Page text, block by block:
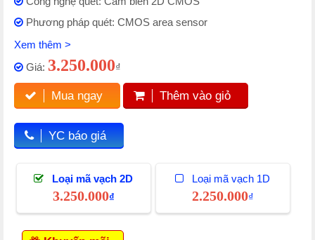
Phương pháp quét: CMOS area sensor
Xem thêm >
Giá: 3.250.000₫
Mua ngay Thêm vào giỏ
YC báo giá
Loại mã vạch 2D
3.250.000₫
Loại mã vạch 1D
2.250.000₫